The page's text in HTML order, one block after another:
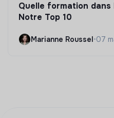
Quelle formation dans
Notre Top 10
Marianne Roussel•07